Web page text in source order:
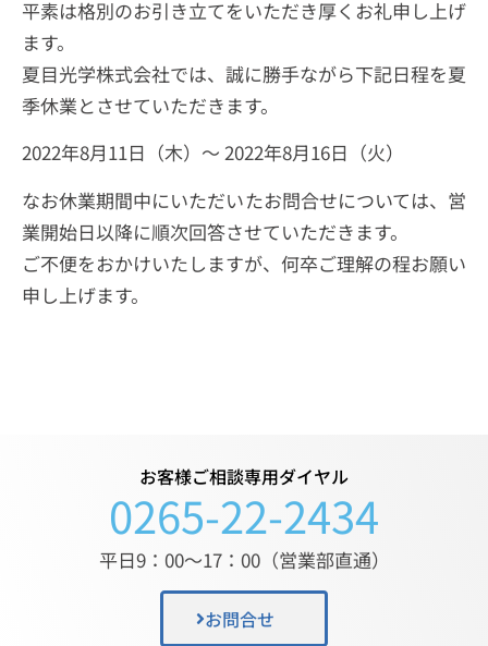
平素は格別のお引き立てをいただき厚くお礼申し上げ
ます。
夏目光学株式会社では、誠に勝手ながら下記日程を夏
季休業とさせていただきます。
2022年8月11日（木）～ 2022年8月16日（火）
なお休業期間中にいただいたお問合せについては、営
業開始日以降に順次回答させていただきます。
ご不便をおかけいたしますが、何卒ご理解の程お願い
申し上げます。
お客様ご相談専用ダイヤル
0265-22-2434
平日9：00〜17：00（営業部直通）
お問合せ